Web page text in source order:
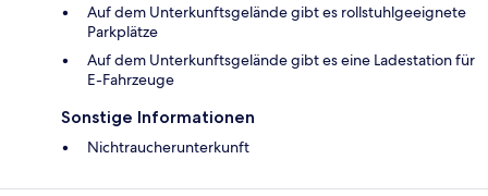
Auf dem Unterkunftsgelände gibt es rollstuhlgeeignete
Parkplätze
Auf dem Unterkunftsgelände gibt es eine Ladestation für
E-Fahrzeuge
Sonstige Informationen
Nichtraucherunterkunft